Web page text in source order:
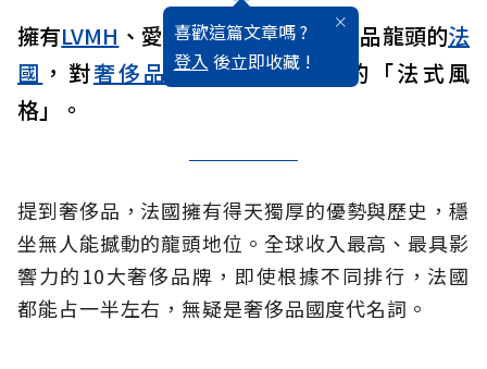
喜歡這篇文章嗎 ?
登入 後立即收藏 !
擁有LVMH 、愛馬仕、開雲集團等精品龍頭的法
國 ，對奢侈品 的看法也有獨特的「法式風
格」。
提到奢侈品，法國擁有得天獨厚的優勢與歷史，穩
坐無人能撼動的龍頭地位。全球收入最高、最具影
響力的10大奢侈品牌，即使根據不同排行，法國
都能占一半左右，無疑是奢侈品國度代名詞。